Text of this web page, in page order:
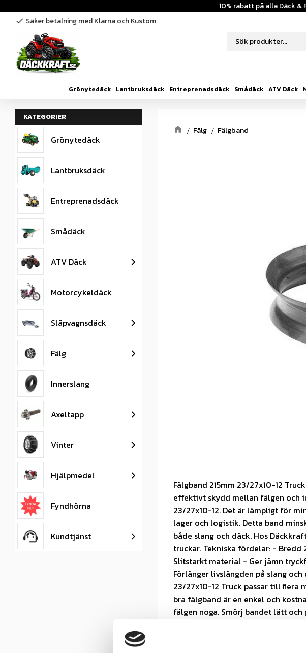
10% rabatt på alla Däck &
check Säker betalning med Klarna och Kustom
Grönytedäck Lantbruksdäck Entreprenadsdäck Smådäck ATV Däck
Fälg Fälgband
Fälgband 215mm 23/27x10-12
effektivt skydd mellan fälgen och
23/27x10-12. Det är lämpligt för
lager och logistik. Detta band
både slang och däck. Hos
truckar. Tekniska fördelar: - Bredd
Slitstarkt material - Ger jämn
Förlänger livslängden på slang
23/27x10-12 Truck passar till
bra fälgband är en enkel och
fälgen noga. Smörj bandet lätt
KATEGORIER
Grönytedäck
Lantbruksdäck
Entreprenadsdäck
Smådäck
ATV Däck
Motorcykeldäck
Släpvagnsdäck
Fälg
Innerslang
Axeltapp
Vinter
Hjälpmedel
Fyndhörna
Kundtjänst